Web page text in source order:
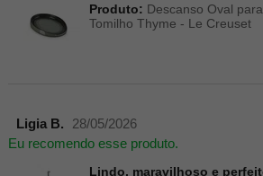
Produto: Descanso Oval
Tomilho Thyme - Le Creuset
Ligia B.
28/05/2026
Eu recomendo esse produto.
Lindo, maravilhoso e